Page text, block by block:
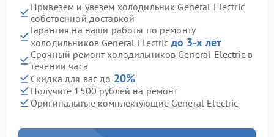
Привезем и увезем холодильник General Electric
собственной доставкой
Гарантия на наши работы по ремонту
холодильников General Electric до 3-х лет
Срочный ремонт холодильников General Electric в
течении часа
Скидка для вас до 20%
Получите 1500 рублей на ремонт
Оригинальные комплектующие General Electric